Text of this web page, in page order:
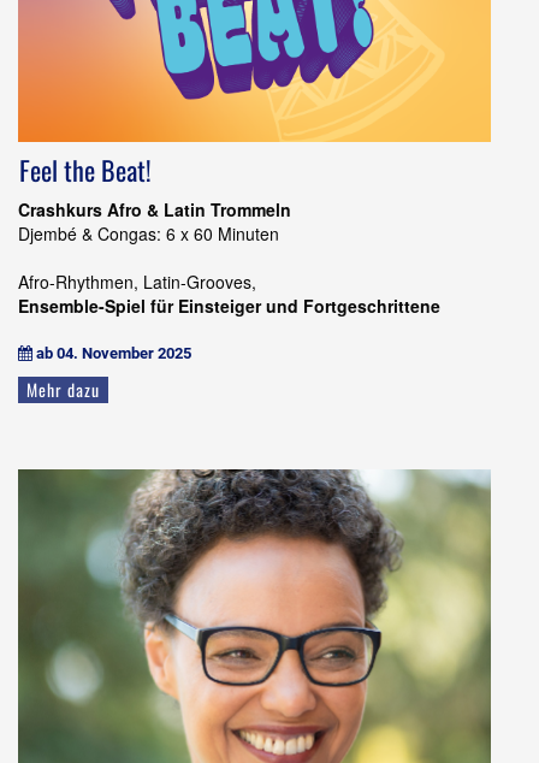
Feel the Beat!
Crashkurs Afro & Latin Trommeln
Djembé & Congas: 6 x 60 Minuten
Afro-Rhythmen, Latin-Grooves,
Ensemble-Spiel für Einsteiger und Fortgeschrittene
 ab 04. November 2025
Mehr dazu